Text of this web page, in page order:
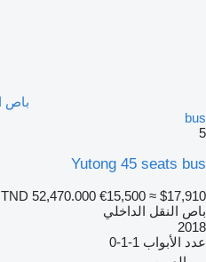
bus
5
Yutong 45 seats bus
TND 52,470.000 €15,500 ≈ $17,910
باص النقل الداخلي
2018
عدد الأبواب 1-1-0